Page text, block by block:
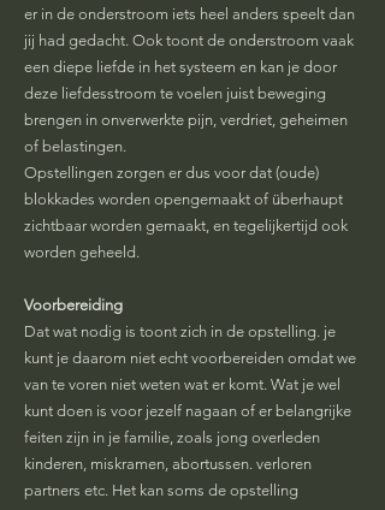
er in de onderstroom iets heel anders speelt dan
jij had gedacht. Ook toont de onderstroom vaak
een diepe liefde in het systeem en kan je door
deze liefdesstroom te voelen juist beweging
brengen in onverwerkte pijn, verdriet, geheimen
of belastingen.
Opstellingen zorgen er dus voor dat (oude)
blokkades worden opengemaakt of überhaupt
zichtbaar worden gemaakt, en tegelijkertijd ook
worden geheeld.
Voorbereiding
Dat wat nodig is toont zich in de opstelling. je
kunt je daarom niet echt voorbereiden omdat we
van te voren niet weten wat er komt. Wat je wel
kunt doen is voor jezelf nagaan of er belangrijke
feiten zijn in je familie, zoals jong overleden
kinderen, miskramen, abortussen. verloren
partners etc. Het kan soms de opstelling